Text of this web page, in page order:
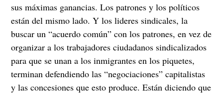
sus máximas ganancias. Los patrones y los políticos
están del mismo lado. Y los lideres sindicales, la
buscar un “acuerdo común” con los patrones, en vez de
organizar a los trabajadores ciudadanos sindicalizados
para que se unan a los inmigrantes en los piquetes,
terminan defendiendo las “negociaciones” capitalistas
y las concesiones que esto produce. Están diciendo que